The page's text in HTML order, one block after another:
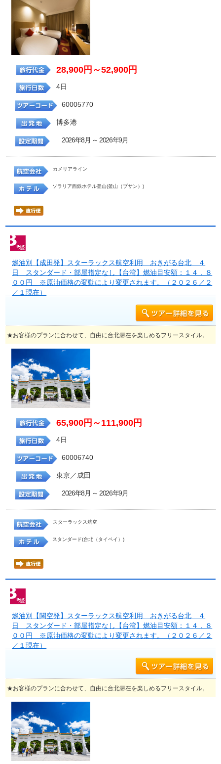
28,900円～52,900円
4日
60005770
博多港
2026年8月 ～ 2026年9月
カメリアライン
ソラリア西鉄ホテル釜山(釜山（プサン）)
燃油別【成田発】スターラックス航空利用 おきがる台北 ４
日 スタンダード・部屋指定なし【台湾】燃油目安額：１４，８
００円 ※原油価格の変動により変更されます。（２０２６／２
／１現在）
★お客様のプランに合わせて、自由に台北滞在を楽しめるフリースタイル。
65,900円～111,900円
4日
60006740
東京／成田
2026年8月 ～ 2026年9月
スターラックス航空
スタンダード(台北（タイペイ）)
燃油別【関空発】スターラックス航空利用 おきがる台北 ４
日 スタンダード・部屋指定なし【台湾】燃油目安額：１４，８
００円 ※原油価格の変動により変更されます。（２０２６／２
／１現在）
★お客様のプランに合わせて、自由に台北滞在を楽しめるフリースタイル。